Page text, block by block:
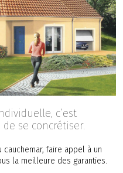
c’est
se concrétiser.
faire appel à un
la meilleure des garanties.